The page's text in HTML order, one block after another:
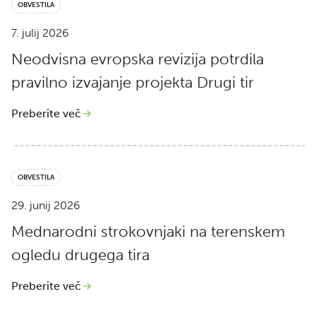
OBVESTILA
7. julij 2026
Neodvisna evropska revizija potrdila
pravilno izvajanje projekta Drugi tir
Preberite več
OBVESTILA
29. junij 2026
Mednarodni strokovnjaki na terenskem
ogledu drugega tira
Preberite več